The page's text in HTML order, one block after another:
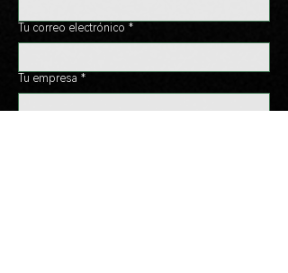
Tu correo electrónico *
Tu empresa *